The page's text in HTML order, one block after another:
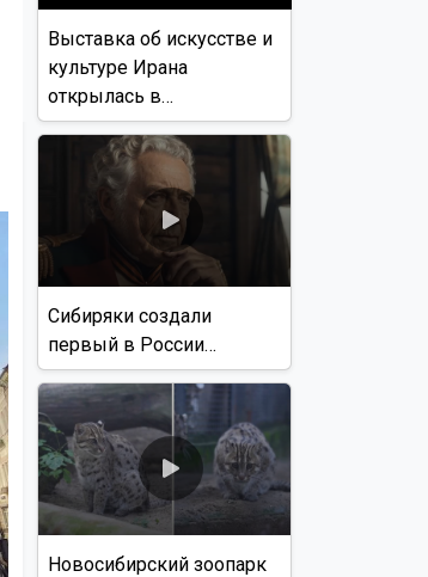
Выставка об искусстве и
культуре Ирана
открылась в
Новосибирске
Сибиряки создали
первый в России
документальный фильм
с использованием ИИ
Новосибирский зоопарк